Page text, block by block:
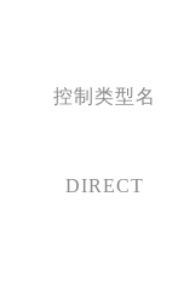
控制类型名
DIRECT